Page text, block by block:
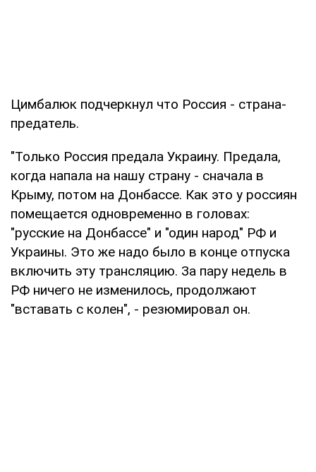
Цимбалюк подчеркнул что Россия - страна-
предатель.
"Только Россия предала Украину. Предала,
когда напала на нашу страну - сначала в
Крыму, потом на Донбассе. Как это у россиян
помещается одновременно в головах:
"русские на Донбассе" и "один народ" РФ и
Украины. Это же надо было в конце отпуска
включить эту трансляцию. За пару недель в
РФ ничего не изменилось, продолжают
"вставать с колен", - резюмировал он.